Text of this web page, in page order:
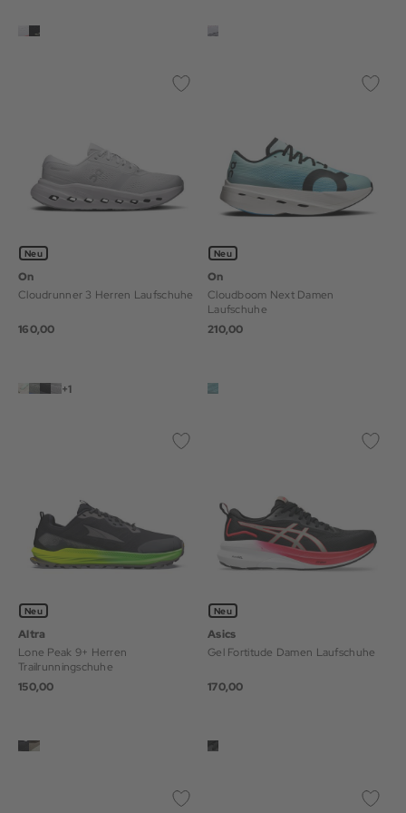
Neu
On
Cloudrunner 3 Herren Laufschuhe
160,00
+1
Neu
On
Cloudboom Next Damen
Laufschuhe
210,00
Neu
Altra
Lone Peak 9+ Herren
Trailrunningschuhe
150,00
Neu
Asics
Gel Fortitude Damen Laufschuhe
170,00